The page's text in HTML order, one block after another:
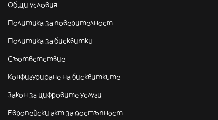
Общи условия
Политика за поверителност
Политика за бисквитки
Съответствие
Конфигуриране на бисквитките
Закон за цифровите услуги
Европейски акт за достъпност